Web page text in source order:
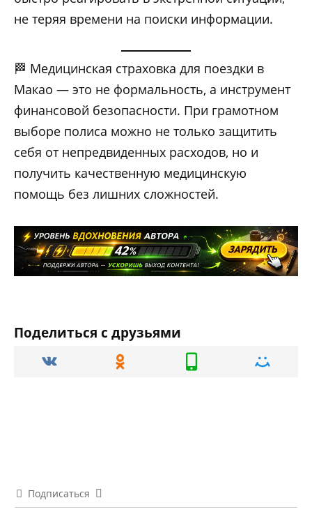
не теряя времени на поиски информации.
🏁 Медицинская страховка для поездки в
Макао — это не формальность, а инструмент
финансовой безопасности. При грамотном
выборе полиса можно не только защитить
себя от непредвиденных расходов, но и
получить качественную медицинскую
помощь без лишних сложностей.
Поделиться с друзьями
Подписаться